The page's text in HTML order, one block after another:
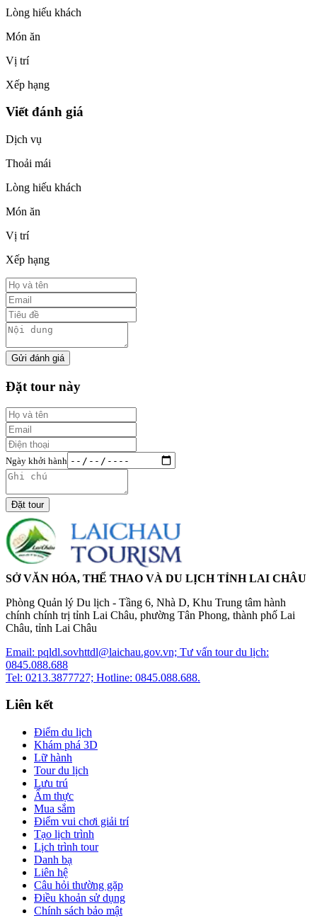
Lòng hiếu khách
Món ăn
Vị trí
Xếp hạng
Viết đánh giá
Dịch vụ
Thoải mái
Lòng hiếu khách
Món ăn
Vị trí
Xếp hạng
Gửi đánh giá
Đặt tour này
Ngày khởi hành
Đặt tour
SỞ VĂN HÓA, THỂ THAO VÀ DU LỊCH TỈNH LAI CHÂU
Phòng Quản lý Du lịch - Tầng 6, Nhà D, Khu Trung tâm hành
chính chính trị tỉnh Lai Châu, phường Tân Phong, thành phố Lai
Châu, tỉnh Lai Châu
Email: pqldl.sovhttdl@laichau.gov.vn; Tư vấn tour du lịch:
0845.088.688
Tel: 0213.3877727; Hotline: 0845.088.688.
Liên kết
Điểm du lịch
Khám phá 3D
Lữ hành
Tour du lịch
Lưu trú
Ẩm thực
Mua sắm
Điểm vui chơi giải trí
Tạo lịch trình
Lịch trình tour
Danh bạ
Liên hệ
Câu hỏi thường gặp
Điều khoản sử dụng
Chính sách bảo mật